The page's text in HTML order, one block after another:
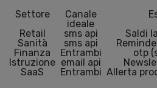
Settore
Canale
ideale
Retail
sms api
Saldi
Sanità
sms api
Finanza
Entrambi
otp
Istruzione email api
SaaS
Entrambi Allerta